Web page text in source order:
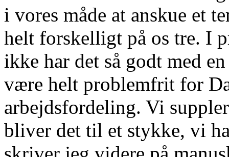
i vores måde at anskue et
helt forskelligt på os tre. I
ikke har det så godt med
være helt problemfrit for
arbejdsfordeling. Vi
bliver det til et stykke, vi